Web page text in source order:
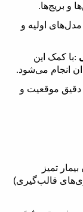
و بریج‌ها.
مدل‌های اولیه و
:با کمک این
انجام می‌شود.
دقیق موقعیت و
بیمار تمیز
قالب‌گیری)